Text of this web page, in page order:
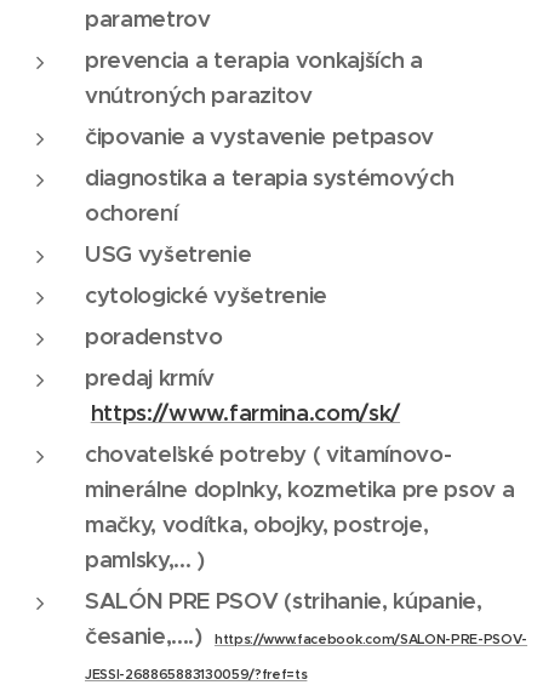
parametrov
prevencia a terapia vonkajších a
vnútroných parazitov
čipovanie a vystavenie petpasov
diagnostika a terapia systémových
ochorení
USG vyšetrenie
cytologické vyšetrenie
poradenstvo
predaj krmív
https://www.farmina.com/sk/
chovateľské potreby ( vitamínovo-
minerálne doplnky, kozmetika pre psov a
mačky, vodítka, obojky, postroje,
pamlsky,... )
SALÓN PRE PSOV (strihanie, kúpanie,
česanie,....)
https://www.facebook.com/SALON-PRE-PSOV-
JESSI-268865883130059/?fref=ts